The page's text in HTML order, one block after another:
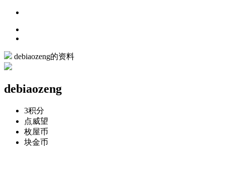
debiaozeng的资料
debiaozeng
3积分
点威望
枚屋币
块金币